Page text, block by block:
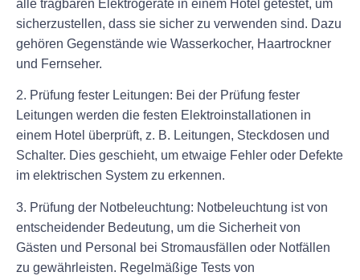
alle tragbaren Elektrogeräte in einem Hotel getestet, um
sicherzustellen, dass sie sicher zu verwenden sind. Dazu
gehören Gegenstände wie Wasserkocher, Haartrockner
und Fernseher.
2. Prüfung fester Leitungen: Bei der Prüfung fester
Leitungen werden die festen Elektroinstallationen in
einem Hotel überprüft, z. B. Leitungen, Steckdosen und
Schalter. Dies geschieht, um etwaige Fehler oder Defekte
im elektrischen System zu erkennen.
3. Prüfung der Notbeleuchtung: Notbeleuchtung ist von
entscheidender Bedeutung, um die Sicherheit von
Gästen und Personal bei Stromausfällen oder Notfällen
zu gewährleisten. Regelmäßige Tests von